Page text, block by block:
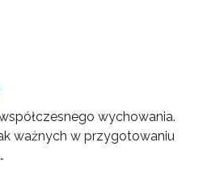
wychowania.
ważnych w przygotowaniu